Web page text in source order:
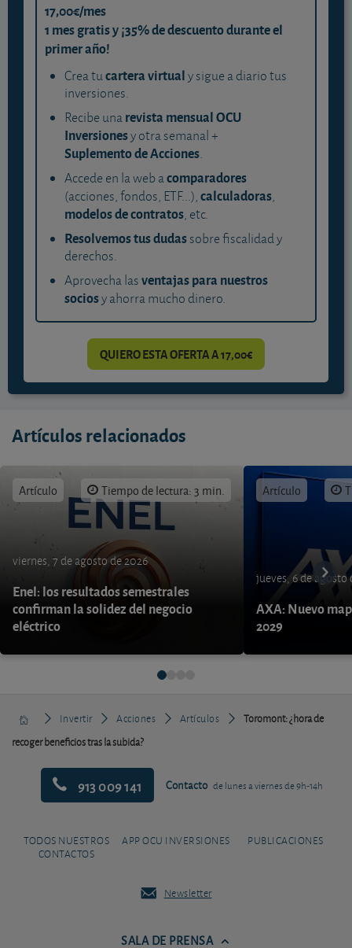
17,00€/mes
1 mes gratis y ¡35% de descuento durante el
primer año!
Crea tucartera virtualy sigue a diario tus
inversiones.
Recibe unarevista mensual OCU
Inversionesy otra semanal +
Suplemento de Acciones.
Accede en la web acomparadores
(acciones, fondos, ETF...),calculadoras,
modelos de contratos, etc.
Resolvemos tus dudassobre fiscalidad y
derechos.
Aprovecha lasventajas para nuestros
sociosy ahorra mucho dinero.
QUIERO ESTA OFERTA A 17,00€
Artículos relacionados
Artículo Tiempo de lectura: 3 min.
viernes, 7 de agosto de 2026
Enel: los resultados semestrales
confirman la solidez del negocio
eléctrico
Artículo
jueves, 6 de agosto
AXA: Nuevo
2029
Invertir Acciones Artículos
Toromont: ¿hora de
recoger beneficios tras la subida?
913 009 141 Contacto de lunes a viernes de 9h-14h
TODOS NUESTROS
CONTACTOS
APP OCU INVERSIONES PUBLICACIONES
Newsletter
SALA DE PRENSA